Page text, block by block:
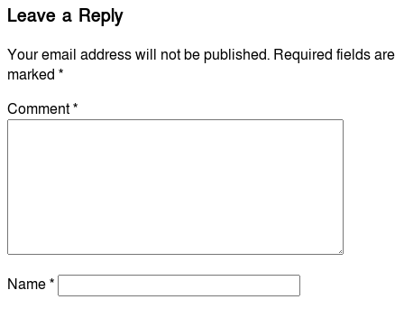
Leave a Reply
Your email address will not be published. Required fields are
marked *
Comment*
Name*